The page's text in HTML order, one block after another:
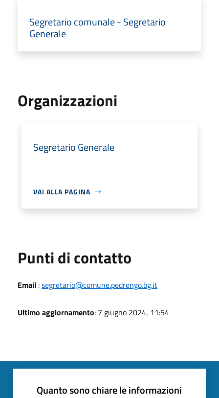
Segretario comunale - Segretario
Generale
Organizzazioni
Segretario Generale
VAI ALLA PAGINA
Punti di contatto
Email :segretario@comune.pedrengo.bg.it
Ultimo aggiornamento: 7 giugno 2024, 11:54
Quanto sono chiare le informazioni